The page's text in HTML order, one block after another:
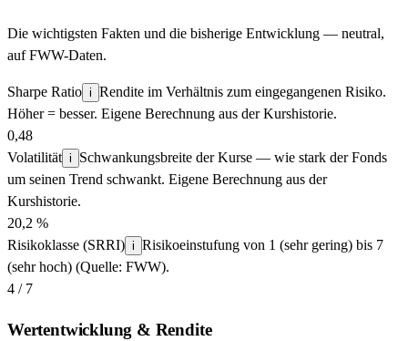
Die wichtigsten Fakten und die bisherige Entwicklung — neutral,
auf FWW-Daten.
Sharpe Ratio i Rendite im Verhältnis zum eingegangenen Risiko.
Höher = besser. Eigene Berechnung aus der Kurshistorie.
0,48
Volatilität i
Schwankungsbreite der Kurse — wie stark der Fonds
um seinen Trend schwankt. Eigene Berechnung aus der
Kurshistorie.
20,2 %
Risikoklasse (SRRI) i Risikoeinstufung von 1 (sehr gering) bis 7
(sehr hoch) (Quelle: FWW).
4 / 7
Wertentwicklung & Rendite